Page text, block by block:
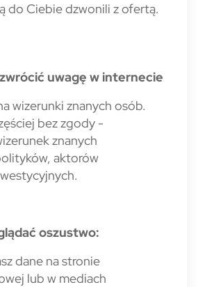
do Ciebie dzwonili z ofertą.
uwagę w internecie
wizerunki znanych osób.
bez zgody -
znanych
aktorów
oszustwo:
dane na stronie
lub w mediach